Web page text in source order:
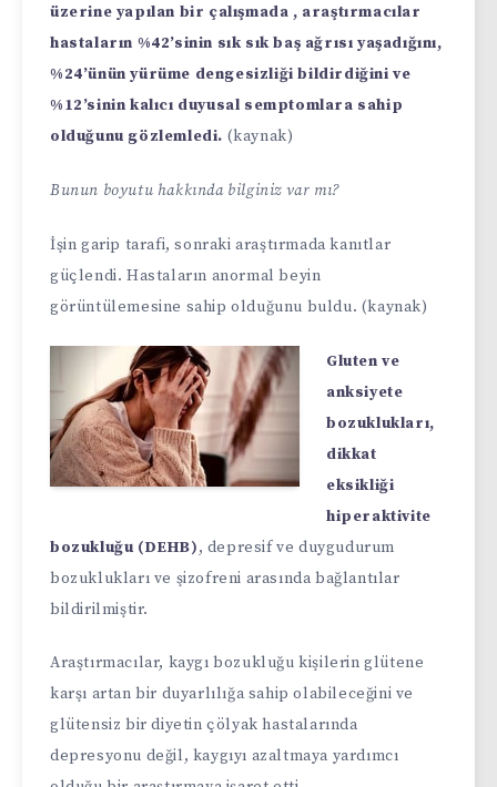
üzerine yapılan bir çalışmada , araştırmacılar
hastaların %42’sinin sık sık baş ağrısı yaşadığını,
%24’ünün yürüme dengesizliği bildirdiğini ve
%12’sinin kalıcı duyusal semptomlara sahip
olduğunu gözlemledi. (kaynak)
Bunun boyutu hakkında bilginiz var mı?
İşin garip tarafi, sonraki araştırmada kanıtlar
güçlendi. Hastaların anormal beyin
görüntülemesine sahip olduğunu buldu. (kaynak)
Gluten ve
anksiyete
bozuklukları,
dikkat
eksikliği
hiperaktivite
bozukluğu (DEHB), depresif ve duygudurum
bozuklukları ve şizofreni arasında bağlantılar
bildirilmiştir.
Araştırmacılar, kaygı bozukluğu kişilerin glütene
karşı artan bir duyarlılığa sahip olabileceğini ve
glütensiz bir diyetin çölyak hastalarında
depresyonu değil, kaygıyı azaltmaya yardımcı